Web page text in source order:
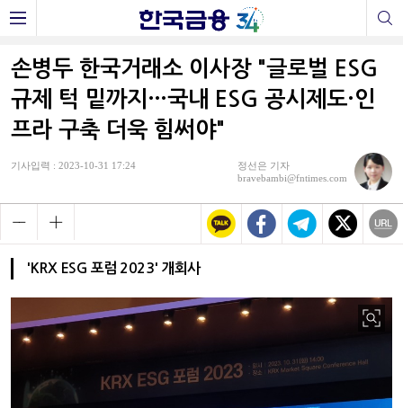
손병두 한국거래소 이사장 "글로벌 ESG
규제 턱 밑까지…국내 ESG 공시제도·인
프라 구축 더욱 힘써야"
기사입력 : 2023-10-31 17:24
정선은 기자
bravebambi@fntimes.com
'KRX ESG 포럼 2023' 개회사